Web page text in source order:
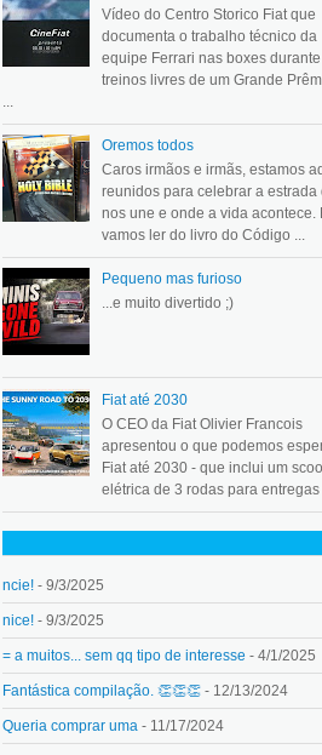
Vídeo do Centro Storico Fiat que
documenta o trabalho técnico da
equipe Ferrari nas boxes
treinos livres de um Grande
...
Oremos todos
Caros irmãos e irmãs, estamos
reunidos para celebrar a estrada
nos une e onde a vida acontece.
vamos ler do livro do Código ...
Pequeno mas furioso
...e muito divertido ;)
Fiat até 2030
O CEO da Fiat Olivier Francois
apresentou o que podemos
Fiat até 2030 - que inclui um
elétrica de 3 rodas para entregas
ncie! - 9/3/2025
nice! - 9/3/2025
= a muitos... sem qq tipo de interesse - 4/1/2025
Fantástica compilação. 👏👏👏 - 12/13/2024
Queria comprar uma - 11/17/2024